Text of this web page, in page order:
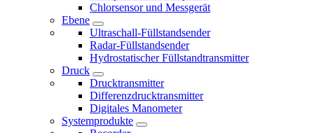
Chlorsensor und Messgerät
Ebene
Ultraschall-Füllstandsender
Radar-Füllstandsender
Hydrostatischer Füllstandtransmitter
Druck
Drucktransmitter
Differenzdrucktransmitter
Digitales Manometer
Systemprodukte